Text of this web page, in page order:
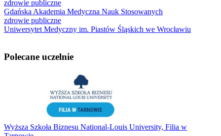
zdrowie publiczne
Gdańska Akademia Medyczna Nauk Stosowanych
zdrowie publiczne
Uniwersytet Medyczny im. Piastów Śląskich we Wrocławiu
Polecane uczelnie
Wyższa Szkoła Biznesu National-Louis University, Filia w